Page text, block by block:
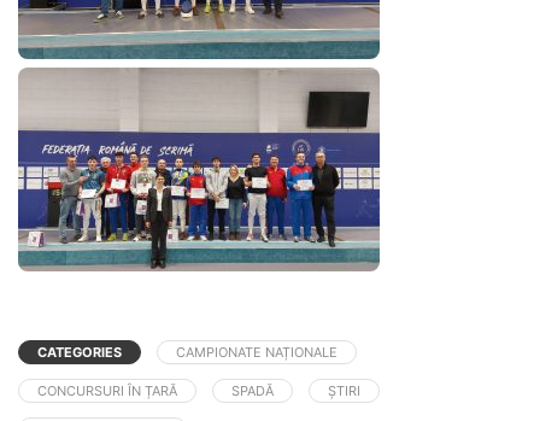
CATEGORIES CAMPIONATE NAȚIONALE
CONCURSURI ÎN ȚARĂ SPADĂ ȘTIRI